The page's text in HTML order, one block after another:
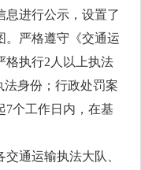
息进行公示，设置了
。严格遵守《交通运
格执行2人以上执法
法身份；行政处罚案
7个工作日内，在基
通运输执法大队、